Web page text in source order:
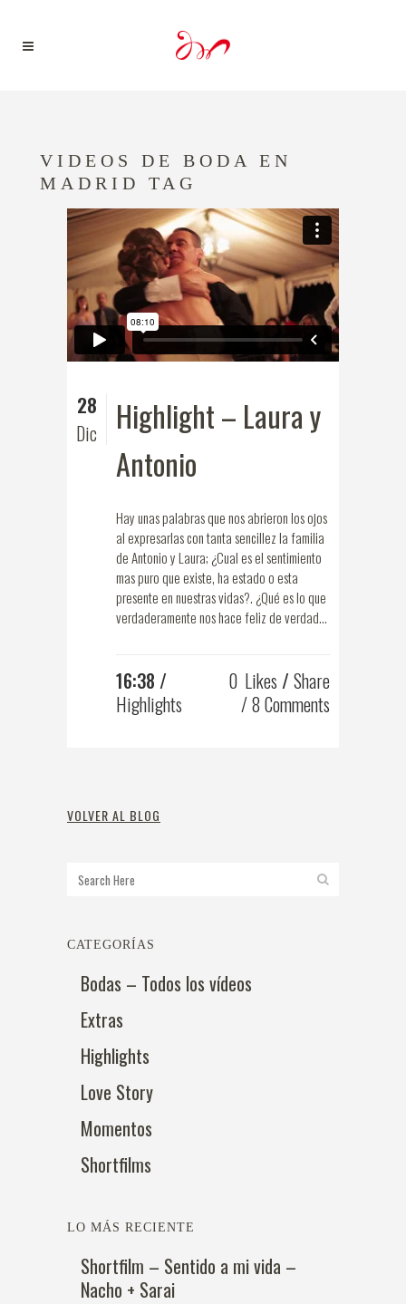
VIDEOS DE BODA EN
MADRID TAG
28
Dic
Highlight – Laura y
Antonio
Hay unas palabras que nos abrieron los ojos
al expresarlas con tanta sencillez la familia
de Antonio y Laura; ¿Cual es el sentimiento
mas puro que existe, ha estado o esta
presente en nuestras vidas?. ¿Qué es lo que
verdaderamente nos hace feliz de verdad...
16:38 /
Highlights
0 Likes
Share
8 Comments
VOLVER AL BLOG
CATEGORÍAS
Bodas – Todos los vídeos
Extras
Highlights
Love Story
Momentos
Shortfilms
LO MÁS RECIENTE
Shortfilm – Sentido a mi vida –
Nacho + Sarai